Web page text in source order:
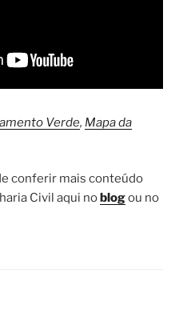
Verde, Mapa da
conferir mais conteúdo
Civil aqui no blogou no